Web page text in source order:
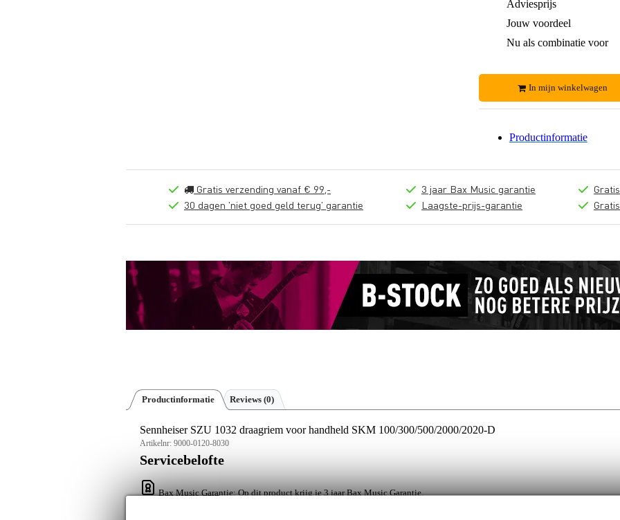
Adviesprijs
Jouw voordeel
Nu als combinatie voor
In mijn winkelwagen
Productinformatie
Gratis verzending vanaf € 99,-
30 dagen 'niet goed geld terug' garantie
3 jaar Bax Music garantie
Laagste-prijs-garantie
Productinformatie Reviews (0)
Sennheiser SZU 1032 draagriem voor handheld SKM 100/300/500/2000/2020-D
Artikelnr: 9000-0120-8030
Servicebelofte
Bax Music Garantie: Op dit product krijg je 3 jaar Bax Music Garantie.